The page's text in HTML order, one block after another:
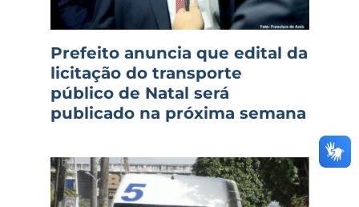
Prefeito anuncia que edital da
licitação do transporte
público de Natal será
publicado na próxima semana